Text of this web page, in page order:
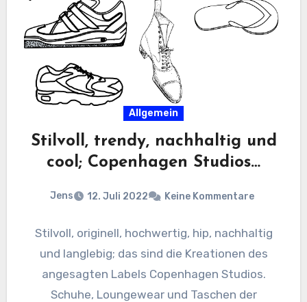
Allgemein
Stilvoll, trendy, nachhaltig und
cool; Copenhagen Studios…
Jens 12. Juli 2022 Keine Kommentare
Stilvoll, originell, hochwertig, hip, nachhaltig
und langlebig; das sind die Kreationen des
angesagten Labels Copenhagen Studios.
Schuhe, Loungewear und Taschen der